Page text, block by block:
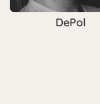
DePol